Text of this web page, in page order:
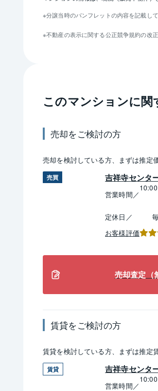
分譲当時のパンフレットの内容を記載し
不動産の表示に関する公正競争規約の改
このマンションに関
売却をご検討の方
売却を検討している方、まずは推定
売買 吉祥寺センタ
営業時間／
定休日／
お客様評価
売却査定（
賃貸をご検討の方
賃貸を検討している方、まずは推定
賃貸 吉祥寺センタ
営業時間／